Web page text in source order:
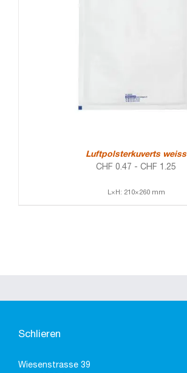
Luftpolsterkuverts weiss
CHF 0.47 - CHF 1.25
L×H: 210×260 mm
Schlieren
Wiesenstrasse 39